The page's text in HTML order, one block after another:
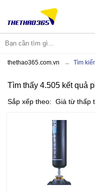
thethao365.com.vn Tìm
Tìm thấy 4.505 kết quả
Sắp xếp theo: